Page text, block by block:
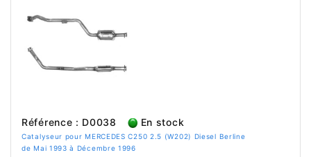
Référence : D0038 En stock
Catalyseur pour MERCEDES C250 2.5 (W202) Diesel Berline
de Mai 1993 à Décembre 1996